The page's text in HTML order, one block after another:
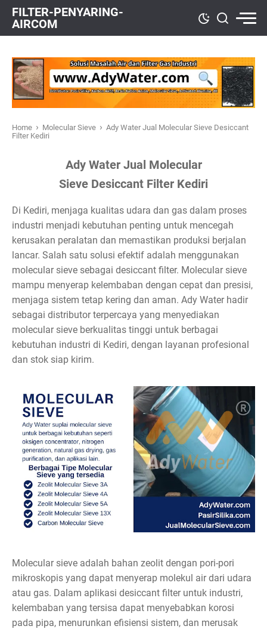
FILTER-PENYARING-
AIRCOM
Home › Molecular Sieve › Ady Water Jual Molecular Sieve Desiccant
Filter Kediri
Ady Water Jual Molecular
Sieve Desiccant Filter Kediri
Di Kediri, menjaga kualitas udara dan gas dalam proses
industri menjadi kebutuhan penting untuk mencegah
kerusakan peralatan dan memastikan produksi berjalan
lancar. Salah satu solusi efektif adalah menggunakan
molecular sieve sebagai desiccant filter. Molecular sieve
mampu menyerap kelembaban dengan cepat dan presisi,
menjaga sistem tetap kering dan aman. Ady Water hadir
sebagai distributor terpercaya yang menyediakan
molecular sieve berkualitas tinggi untuk berbagai
kebutuhan industri di Kediri, dengan layanan profesional
dan stok siap kirim.
Molecular sieve adalah bahan zeolit dengan pori-pori
mikroskopis yang dapat menyerap molekul air dari udara
atau gas. Dalam aplikasi desiccant filter untuk industri,
kelembaban yang tersisa dapat menyebabkan korosi
pada pipa, menurunkan efisiensi sistem, dan merusak